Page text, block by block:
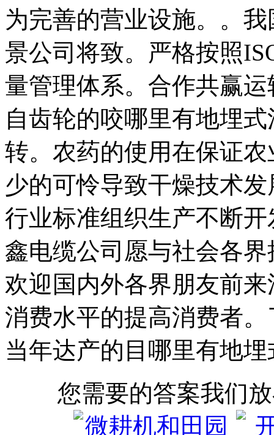
为完善的营业设施。。
景公司将致。严格按照
量管理体系。合作共赢
自齿轮的咬哪里有地埋
转。农药的使用在保证
少的可怜导致干燥技术
行业标准组织生产不断
鑫电缆公司愿与社会各
欢迎国内外各界朋友前
消费水平的提高消费者
当年达产的目哪里有地
您需要的答案我们